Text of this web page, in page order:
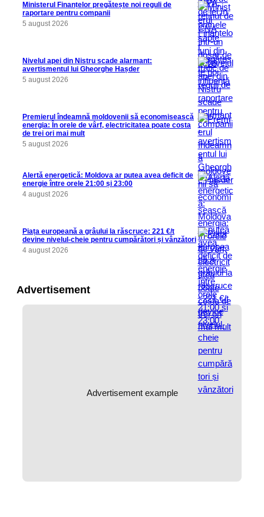
Ministerul Finanțelor pregătește noi reguli de
raportare pentru companii
5 august 2026
Nivelul apei din Nistru scade alarmant:
avertismentul lui Gheorghe Hașder
5 august 2026
Premierul îndeamnă moldovenii să economisească
energia: În orele de vârf, electricitatea poate costa
de trei ori mai mult
5 august 2026
Alertă energetică: Moldova ar putea avea deficit de
energie între orele 21:00 și 23:00
4 august 2026
Piața europeană a grâului la răscruce: 221 €/t
devine nivelul-cheie pentru cumpărători și vânzători
4 august 2026
Advertisement
Advertisement example